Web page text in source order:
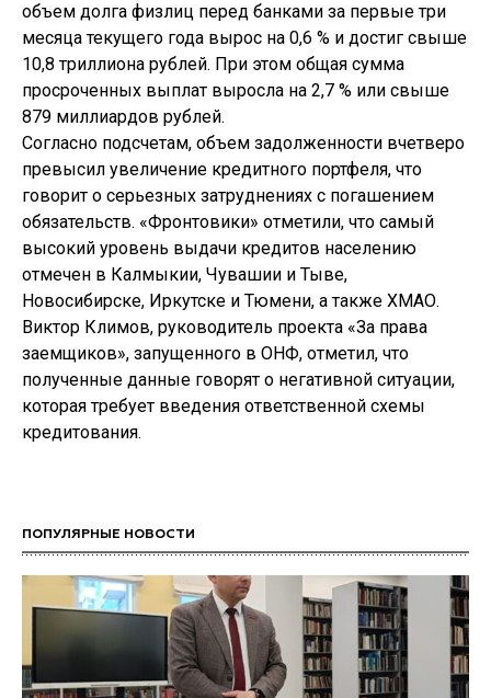
объем долга физлиц перед банками за первые три
месяца текущего года вырос на 0,6 % и достиг свыше
10,8 триллиона рублей. При этом общая сумма
просроченных выплат выросла на 2,7 % или свыше
879 миллиардов рублей.
Согласно подсчетам, объем задолженности вчетверо
превысил увеличение кредитного портфеля, что
говорит о серьезных затруднениях с погашением
обязательств. «Фронтовики» отметили, что самый
высокий уровень выдачи кредитов населению
отмечен в Калмыкии, Чувашии и Тыве,
Новосибирске, Иркутске и Тюмени, а также ХМАО.
Виктор Климов, руководитель проекта «За права
заемщиков», запущенного в ОНФ, отметил, что
полученные данные говорят о негативной ситуации,
которая требует введения ответственной схемы
кредитования.
ПОПУЛЯРНЫЕ НОВОСТИ